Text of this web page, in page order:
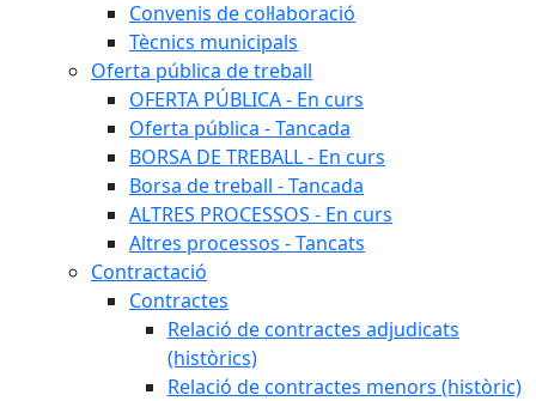
Convenis de col·laboració
Tècnics municipals
Oferta pública de treball
OFERTA PÚBLICA - En curs
Oferta pública - Tancada
BORSA DE TREBALL - En curs
Borsa de treball - Tancada
ALTRES PROCESSOS - En curs
Altres processos - Tancats
Contractació
Contractes
Relació de contractes adjudicats
(històrics)
Relació de contractes menors (històric)